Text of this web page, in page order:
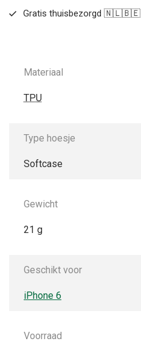
Gratis thuisbezorgd 🇳🇱🇧🇪
Materiaal
TPU
Type hoesje
Softcase
Gewicht
21 g
Geschikt voor
iPhone 6
Voorraad